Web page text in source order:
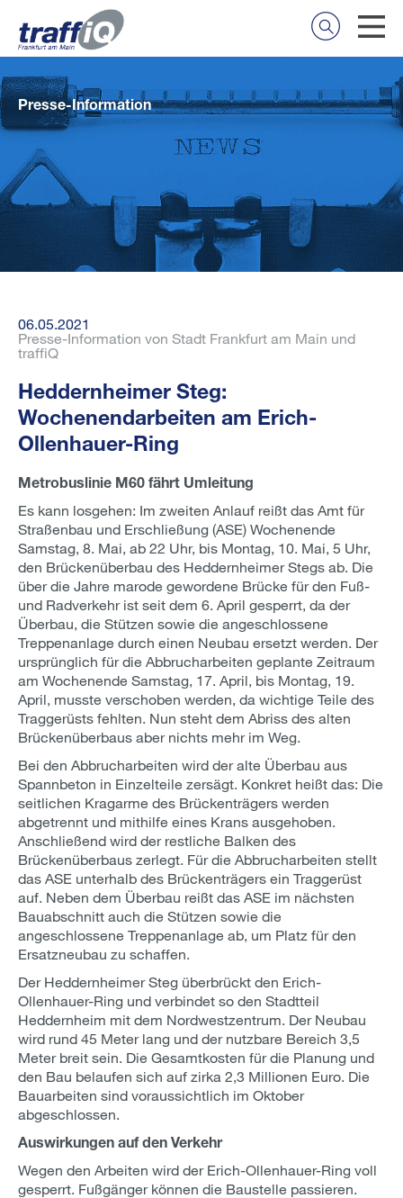
Presse-Information
06.05.2021
Presse-Information von Stadt Frankfurt am Main und
traffiQ
Heddernheimer Steg:
Wochenendarbeiten am Erich-
Ollenhauer-Ring
Metrobuslinie M60 fährt Umleitung
Es kann losgehen: Im zweiten Anlauf reißt das Amt für
Straßenbau und Erschließung (ASE) Wochenende
Samstag, 8. Mai, ab 22 Uhr, bis Montag, 10. Mai, 5 Uhr,
den Brückenüberbau des Heddernheimer Stegs ab. Die
über die Jahre marode gewordene Brücke für den Fuß-
und Radverkehr ist seit dem 6. April gesperrt, da der
Überbau, die Stützen sowie die angeschlossene
Treppenanlage durch einen Neubau ersetzt werden. Der
ursprünglich für die Abbrucharbeiten geplante Zeitraum
am Wochenende Samstag, 17. April, bis Montag, 19.
April, musste verschoben werden, da wichtige Teile des
Traggerüsts fehlten. Nun steht dem Abriss des alten
Brückenüberbaus aber nichts mehr im Weg.
Bei den Abbrucharbeiten wird der alte Überbau aus
Spannbeton in Einzelteile zersägt. Konkret heißt das: Die
seitlichen Kragarme des Brückenträgers werden
abgetrennt und mithilfe eines Krans ausgehoben.
Anschließend wird der restliche Balken des
Brückenüberbaus zerlegt. Für die Abbrucharbeiten stellt
das ASE unterhalb des Brückenträgers ein Traggerüst
auf. Neben dem Überbau reißt das ASE im nächsten
Bauabschnitt auch die Stützen sowie die
angeschlossene Treppenanlage ab, um Platz für den
Ersatzneubau zu schaffen.
Der Heddernheimer Steg überbrückt den Erich-
Ollenhauer-Ring und verbindet so den Stadtteil
Heddernheim mit dem Nordwestzentrum. Der Neubau
wird rund 45 Meter lang und der nutzbare Bereich 3,5
Meter breit sein. Die Gesamtkosten für die Planung und
den Bau belaufen sich auf zirka 2,3 Millionen Euro. Die
Bauarbeiten sind voraussichtlich im Oktober
abgeschlossen.
Auswirkungen auf den Verkehr
Wegen den Arbeiten wird der Erich-Ollenhauer-Ring voll
gesperrt. Fußgänger können die Baustelle passieren.